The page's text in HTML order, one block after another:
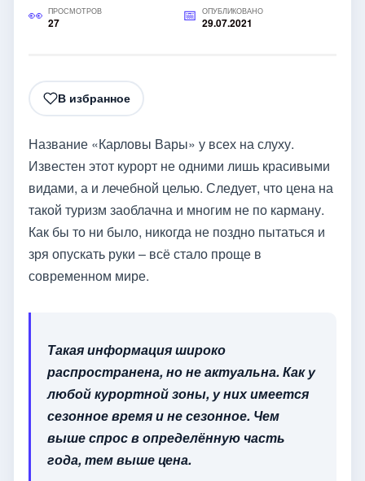
ПРОСМОТРОВ
27
ОПУБЛИКОВАНО
29.07.2021
В избранное
Название «Карловы Вары» у всех на слуху.
Известен этот курорт не одними лишь красивыми
видами, а и лечебной целью. Следует, что цена на
такой туризм заоблачна и многим не по карману.
Как бы то ни было, никогда не поздно пытаться и
зря опускать руки – всё стало проще в
современном мире.
Такая информация широко
распространена, но не актуальна. Как у
любой курортной зоны, у них имеется
сезонное время и не сезонное. Чем
выше спрос в определённую часть
года, тем выше цена.